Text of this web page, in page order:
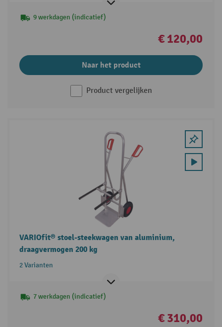
9 werkdagen (indicatief)
€ 120,00
Naar het product
Product vergelijken
VARIOfit® stoel-steekwagen van aluminium,
draagvermogen 200 kg
2 Varianten
7 werkdagen (indicatief)
€ 310,00